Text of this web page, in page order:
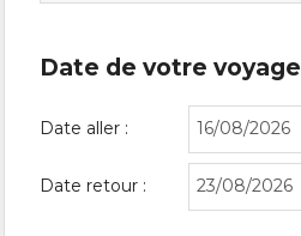
Date de votre voyage
Date aller :
Date retour :